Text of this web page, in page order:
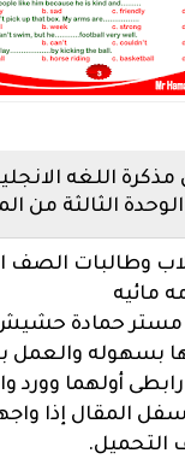
اللغه
الوحدة الثالثة من
وطالبات الصف
مائيه
مستر حمادة
بسهوله والعمل
أولهما وورد
المقال إذا
التحميل.